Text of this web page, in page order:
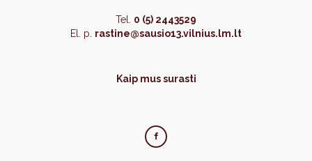
Tel. 0 (5) 2443529
El. p. rastine@sausio13.vilnius.lm.lt
Kaip mus surasti